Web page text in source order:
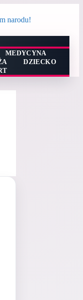
MEDYCYNA
DZIECKO